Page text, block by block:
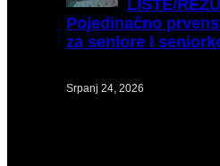
LISTE/
Pojedinačno
za seniore i
Srpanj 24, 2026